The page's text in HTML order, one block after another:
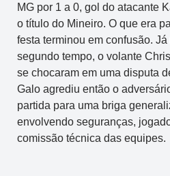
MG por 1 a 0, gol do atacante
o título do Mineiro. O que era
festa terminou em confusão.
segundo tempo, o volante
se chocaram em uma disputa
Galo agrediu então o
partida para uma briga
envolvendo seguranças,
comissão técnica das equipes.